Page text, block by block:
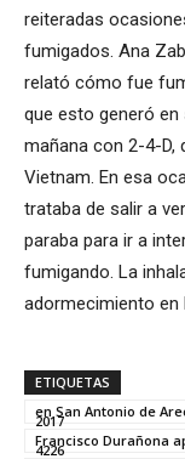
reiteradas
fumigados. Ana
relató cómo fue
que esto generó en
mañana con 2-4-D,
Vietnam. En esa
trataba de salir a
paraba para ir a
fumigando. La
adormecimiento en
ETIQUETAS
en San Antonio de
2017
Francisco Durañona
4226